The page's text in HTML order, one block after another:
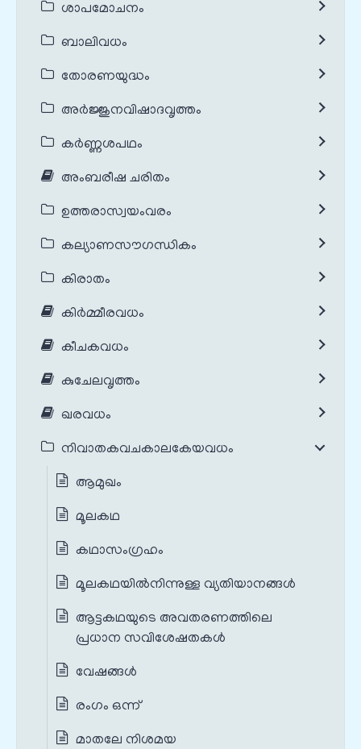
ശാപമോചനം
ബാലിവധം
തോരണയുദ്ധം
അർജ്ജുനവിഷാദവൃത്തം
കർണ്ണശപഥം
അംബരീഷ ചരിതം
ഉത്തരാസ്വയംവരം
കല്യാണസൗഗന്ധികം
കിരാതം
കിർമ്മീരവധം
കീചകവധം
കുചേലവൃത്തം
ഖരവധം
നിവാതകവചകാലകേയവധം
ആമുഖം
മൂലകഥ
കഥാസംഗ്രഹം
മൂലകഥയില്‍നിന്നുള്ള വ്യതിയാനങ്ങൾ‍
ആട്ടകഥയുടെ അവതരണത്തിലെ
പ്രധാന സവിശേഷതകൾ‍
വേഷങ്ങൾ
രംഗം ഒന്ന്
മാതലേ നിശമയ